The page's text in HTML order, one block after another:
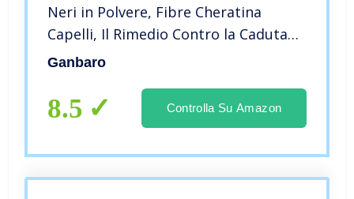
Neri in Polvere, Fibre Cheratina
Capelli, Il Rimedio Contro la Caduta
dei Capelli e la Calvizieper Coprire i
22g (Marrone Chiaro)
Ganbaro
8.5 Controlla Su Amazon